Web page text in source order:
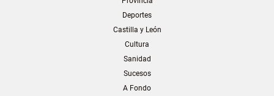
Deportes
Castilla y León
Cultura
Sanidad
Sucesos
A Fondo